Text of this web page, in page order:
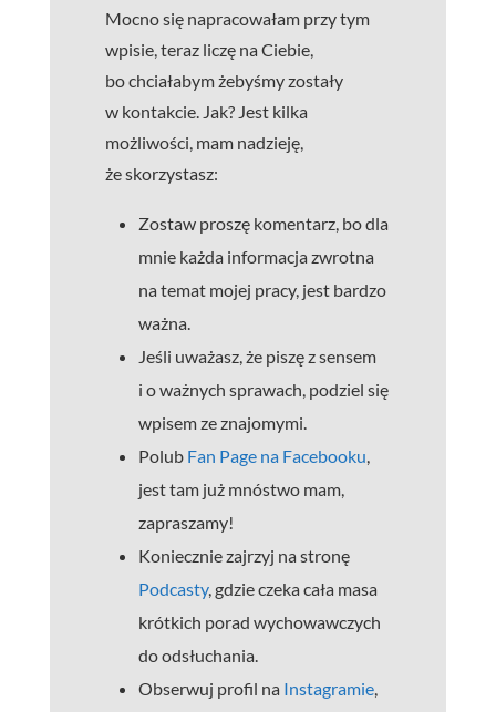
Mocno się napracowałam przy tym
wpisie, teraz liczę na Ciebie,
bo chciałabym żebyśmy zostały
w kontakcie. Jak? Jest kilka
możliwości, mam nadzieję,
że skorzystasz:
Zostaw proszę komentarz, bo dla
mnie każda informacja zwrotna
na temat mojej pracy, jest bardzo
ważna.
Jeśli uważasz, że piszę z sensem
i o ważnych sprawach, podziel się
wpisem ze znajomymi.
Polub Fan Page na Facebooku,
jest tam już mnóstwo mam,
zapraszamy!
Koniecznie zajrzyj na stronę
Podcasty, gdzie czeka cała masa
krótkich porad wychowawczych
do odsłuchania.
Obserwuj profil na Instagramie,